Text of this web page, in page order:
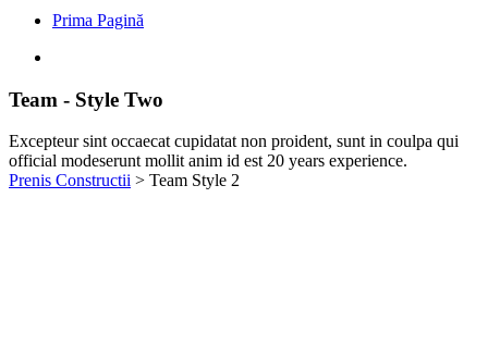
Prima Pagină
Team - Style Two
Excepteur sint occaecat cupidatat non proident, sunt in coulpa qui
official modeserunt mollit anim id est 20 years experience.
Prenis Constructii > Team Style 2